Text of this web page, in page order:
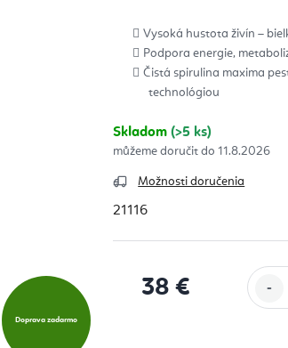
Vysoká hustota živín –
Podpora energie,
Čistá spirulina maxima
technológiou
Skladom(>5 ks)
11.8.2026
Možnosti doručenia
21116
38 €
Doprava zadarmo